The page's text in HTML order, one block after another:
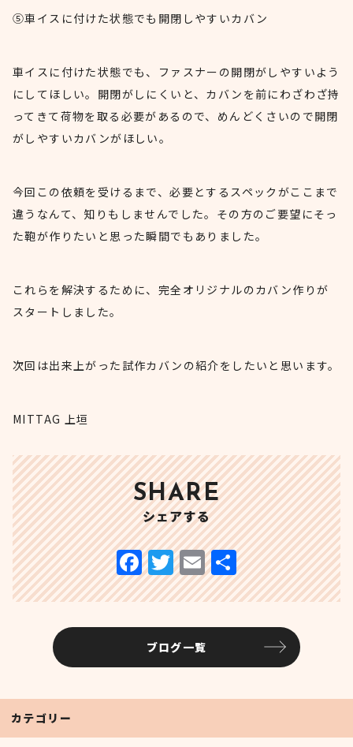
⑤車イスに付けた状態でも開閉しやすいカバン
車イスに付けた状態でも、ファスナーの開閉がしやすいよう
にしてほしい。開閉がしにくいと、カバンを前にわざわざ持
ってきて荷物を取る必要があるので、めんどくさいので開閉
がしやすいカバンがほしい。
今回この依頼を受けるまで、必要とするスペックがここまで
違うなんて、知りもしませんでした。その方のご要望にそっ
た鞄が作りたいと思った瞬間でもありました。
これらを解決するために、完全オリジナルのカバン作りが
スタートしました。
次回は出来上がった試作カバンの紹介をしたいと思います。
MITTAG 上垣
SHARE
シェアする
ブログ一覧
カテゴリー